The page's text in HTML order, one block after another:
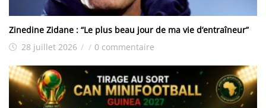
Zinedine Zidane : “Le plus beau jour de ma vie d’entraîneur”
28 juillet 2026 / / 0 commentaire